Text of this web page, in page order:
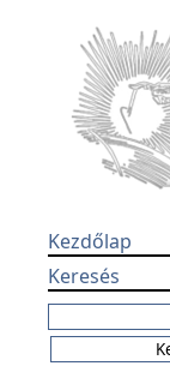
Kezdőlap
Keresés